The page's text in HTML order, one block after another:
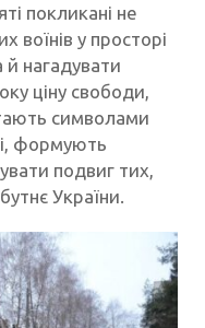
покликані не
воїнів у просторі
й нагадувати
ціну свободи,
символами
формують
подвиг тих,
України.